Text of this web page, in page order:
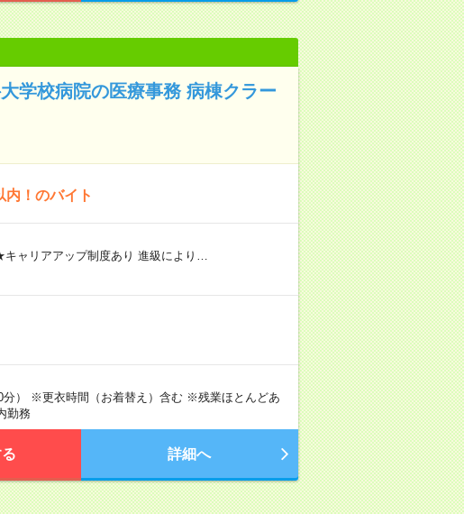
学校病院の医療事務 病棟クラー
！のバイト
ャリアアップ制度あり 進級により…
分） ※更衣時間（お着替え）含む ※残業ほとんどあ
勤務
詳細へ